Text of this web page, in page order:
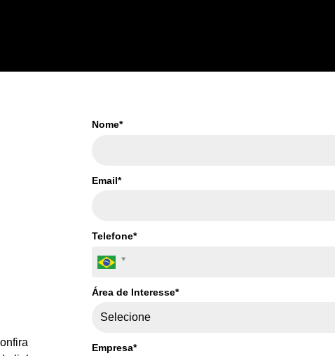
Nome*
Email*
Telefone*
Área de Interesse*
Empresa*